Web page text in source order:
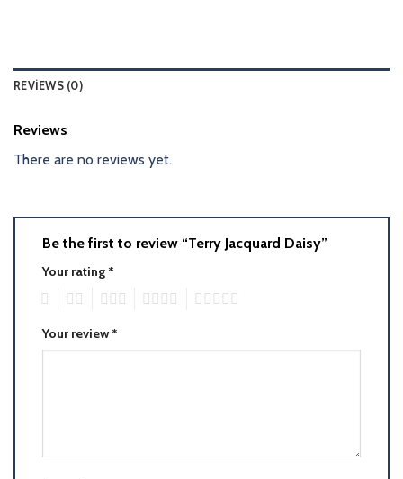
REVIEWS (0)
Reviews
There are no reviews yet.
Be the first to review “Terry Jacquard Daisy”
Your rating *
Your review*